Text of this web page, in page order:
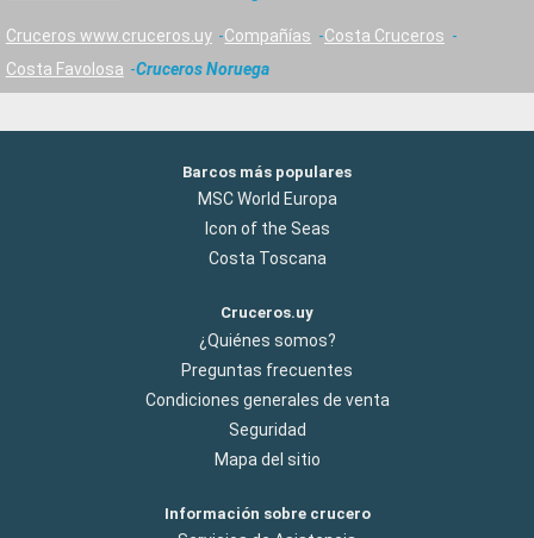
Cruceros www.cruceros.uy Compañías
Costa Cruceros
Costa Favolosa
Cruceros Noruega
Barcos más populares
MSC World Europa
Icon of the Seas
Costa Toscana
Cruceros.uy
¿Quiénes somos?
Preguntas frecuentes
Condiciones generales de venta
Seguridad
Mapa del sitio
Información sobre crucero